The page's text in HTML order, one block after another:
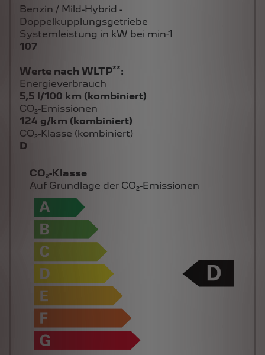
Benzin / Mild-Hybrid -
Doppelkupplungsgetriebe
Systemleistung in kW bei min-1
107
Werte nach WLTP**:
Energieverbrauch
5,5 l/100 km (kombiniert)
CO₂-Emissionen
124 g/km (kombiniert)
CO₂-Klasse (kombiniert)
D
CO₂-Klasse
Auf Grundlage der CO₂-Emissionen